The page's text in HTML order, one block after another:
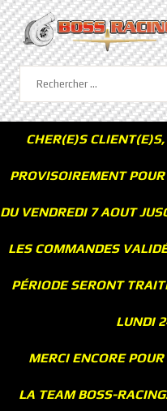
CHER(E)S
PROVISOIREMENT
DU VENDREDI 7 AOUT
LES COMMANDES
PÉRIODE SERONT
LUNDI
MERCI ENCORE
LA TEAM BOSS-